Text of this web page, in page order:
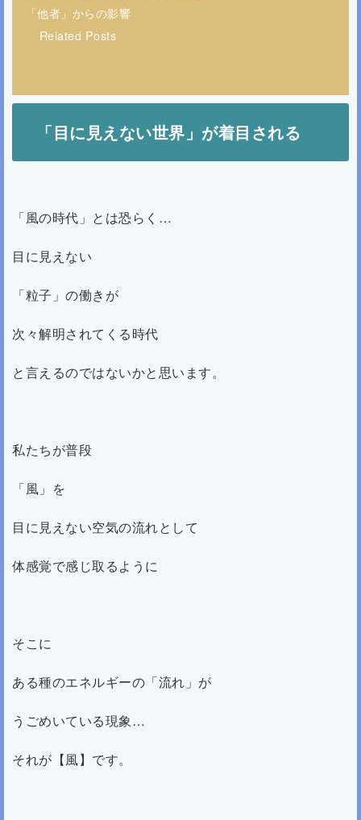
「他者」からの影響
Related Posts
「目に見えない世界」が着目される
「風の時代」とは恐らく…
目に見えない
「粒子」の働きが
次々解明されてくる時代
と言えるのではないかと思います。
私たちが普段
「風」を
目に見えない空気の流れとして
体感覚で感じ取るように
そこに
ある種のエネルギーの「流れ」が
うごめいている現象…
それが【風】です。